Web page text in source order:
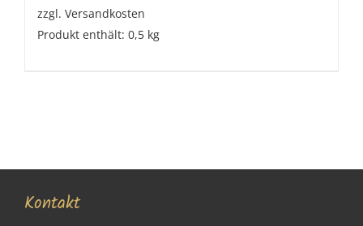
zzgl. Versandkosten
Produkt enthält: 0,5 kg
Kontakt